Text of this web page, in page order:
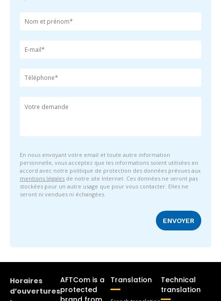
En nous envoyant votre email et toute autre information
personnelle, vous acceptez que les informations soient utilisées en
accord avec notre politique de protection des données prévues aux
mentions légales de notre site Internet. Ces données ne seront pas
stockées pour un autre usage que pour vous contacter. Elles ne
seront ni vendues ni échangées.
Horaires
d’ouvertures
AFTCom is a
protected
Translation
Technical
translation